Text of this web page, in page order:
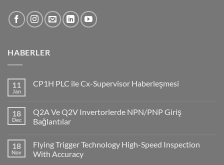
HABERLER
11
Jan
CP1H PLC ile Cx-Supervisor Haberleşmesi
CP1H
PLC
ile
Haberleşmesi
18
Dec
Q2A Ve Q2V Invertorlerde NPN/PNP Giriş
Bağlantılar
on
Q2A
Ve
18
Nov
Flying Trigger Technology High-Speed Inspection
With Accuracy